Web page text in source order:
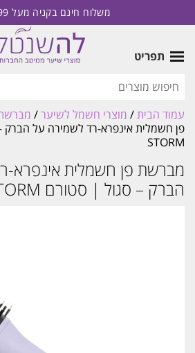
משלוח חינם בקניה מעל 199 ש"ח
תפריט
עמוד הבית/ מוצרי חשמל לשיער/
פן חשמלית אינפרא-רד לשמירה על הברק
STORM
מברשת פן חשמלית אינפרא-
הברק – סגול | סטורם STORM